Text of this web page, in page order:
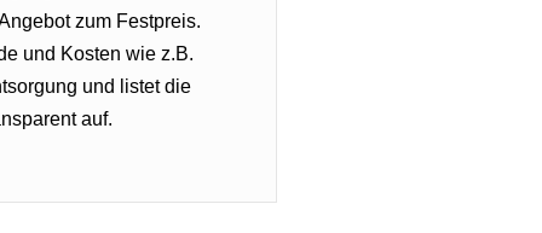
zum Festpreis.
und Kosten wie z.B.
und listet die
auf.